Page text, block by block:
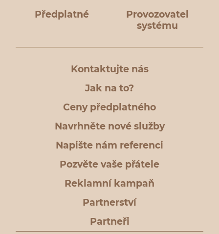
Předplatné
Provozovatel
systému
Kontaktujte nás
Jak na to?
Ceny předplatného
Navrhněte nové služby
Napište nám referenci
Pozvěte vaše přátele
Reklamní kampaň
Partnerství
Partneři